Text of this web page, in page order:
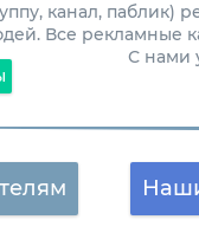
канал, паблик)
Все рекламные
С нами